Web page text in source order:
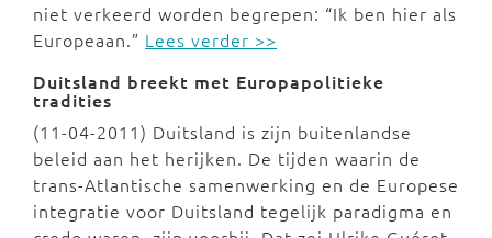
niet verkeerd worden begrepen: “Ik ben hier als
Europeaan.” Lees verder >>
Duitsland breekt met Europapolitieke
tradities
(11-04-2011) Duitsland is zijn buitenlandse
beleid aan het herijken. De tijden waarin de
trans-Atlantische samenwerking en de Europese
integratie voor Duitsland tegelijk paradigma en